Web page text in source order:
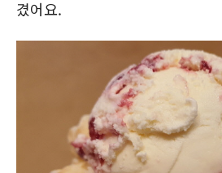
겼어요.